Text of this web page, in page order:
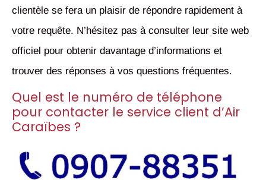
clientèle se fera un plaisir de répondre rapidement à
votre requête. N’hésitez pas à consulter leur site web
officiel pour obtenir davantage d’informations et
trouver des réponses à vos questions fréquentes.
Quel est le numéro de téléphone
pour contacter le service client d’Air
Caraïbes ?